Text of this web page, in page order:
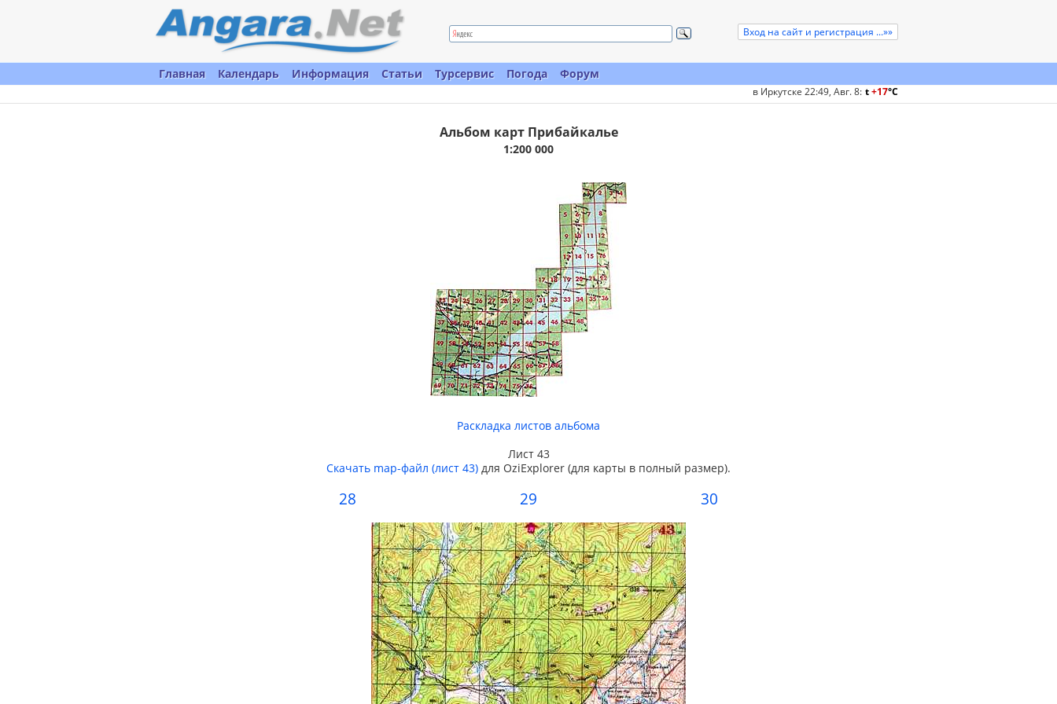
Вход на сайт и регистрация ...»»
Главная Календарь Информация Статьи Турсервис Погода Форум
в Иркутске 22:49, Авг. 8: t+17°C
Альбом карт Прибайкалье
1:200 000
Раскладка листов альбома
Лист 43
Скачать map-файл (лист 43) для OziExplorer (для карты в полный размер).
28 29 30